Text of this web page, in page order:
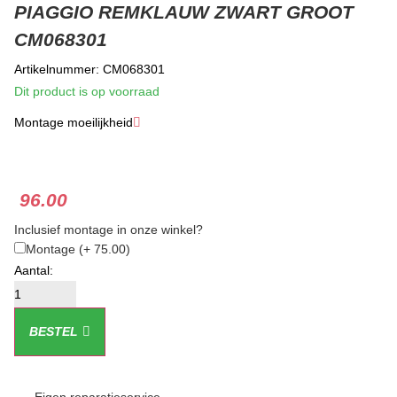
PIAGGIO REMKLAUW ZWART GROOT
CM068301
Artikelnummer: CM068301
Dit product is op voorraad
Montage moeilijkheid
★ ★
96.00
Inclusief montage in onze winkel?
Montage (+ 75.00)
BESTEL